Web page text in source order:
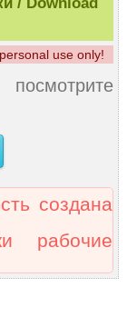
use only!
создана
рабочие